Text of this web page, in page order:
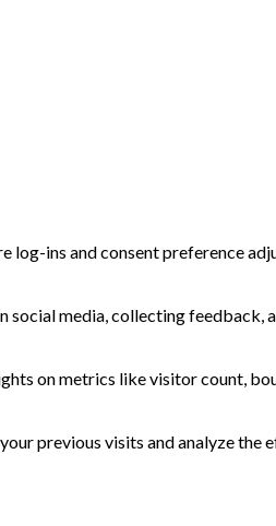
log-ins and consent preference
social media, collecting feedback,
on metrics like visitor count,
previous visits and analyze the